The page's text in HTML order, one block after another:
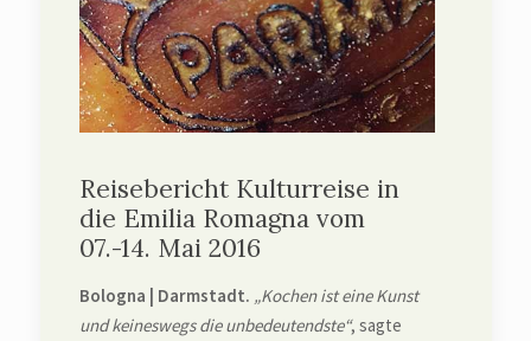
Reisebericht Kulturreise in
die Emilia Romagna vom
07.-14. Mai 2016
Bologna | Darmstadt. „Kochen ist eine Kunst
und keineswegs die unbedeutendste“, sagte